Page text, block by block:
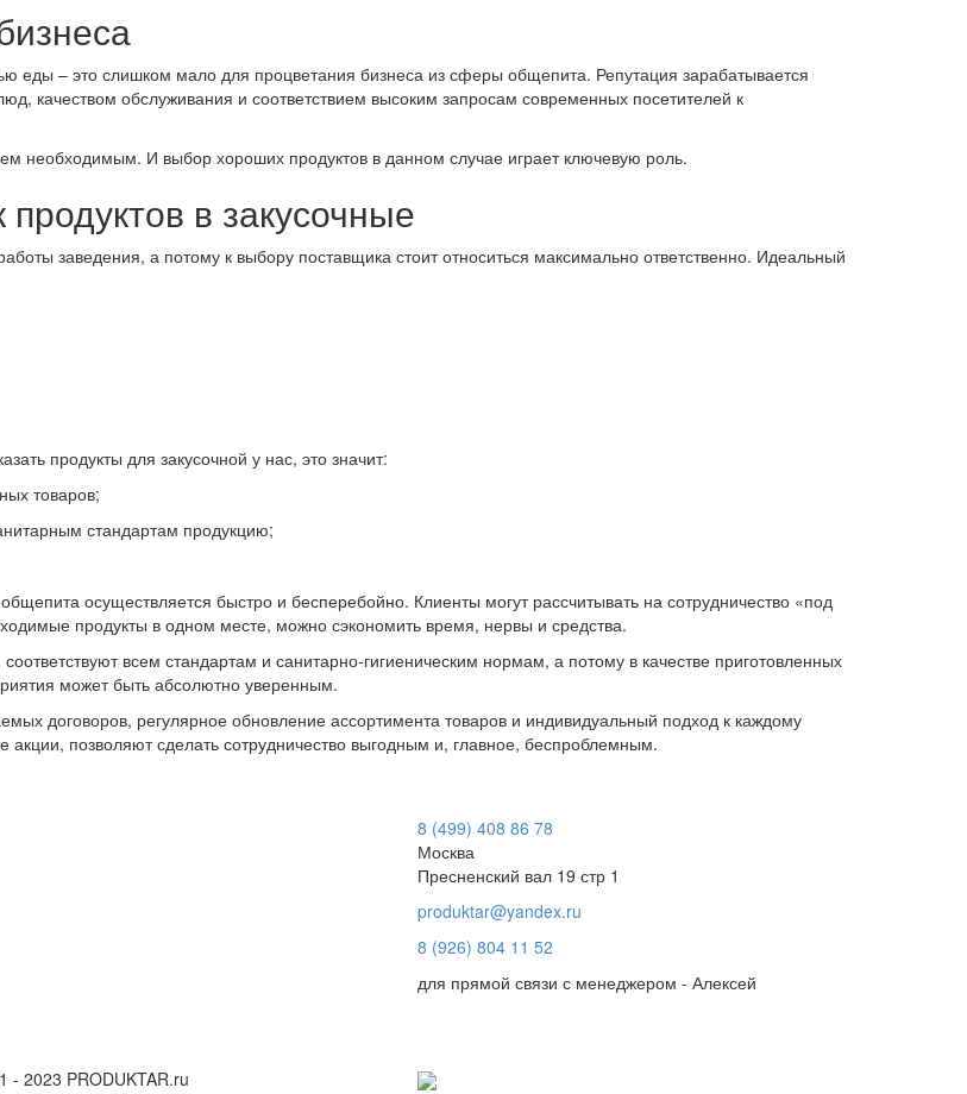
еды – это слишком мало для процветания бизнеса из сферы общепита. Репутация зарабатывается
качеством обслуживания и соответствием высоким запросам современных посетителей к
необходимым. И выбор хороших продуктов в данном случае играет ключевую роль.
в закусочные
заведения, а потому к выбору поставщика стоит относиться максимально ответственно. Идеальный
продукты для закусочной у нас, это значит:
товаров;
стандартам продукцию;
осуществляется быстро и бесперебойно. Клиенты могут рассчитывать на сотрудничество «под
продукты в одном месте, можно сэкономить время, нервы и средства.
всем стандартам и санитарно-гигиеническим нормам, а потому в качестве приготовленных
может быть абсолютно уверенным.
договоров, регулярное обновление ассортимента товаров и индивидуальный подход к каждому
акции, позволяют сделать сотрудничество выгодным и, главное, беспроблемным.
8 (499) 408 86 78
Москва
Пресненский вал 19 стр 1
produktar@yandex.ru
8 (926) 804 11 52
для прямой связи с менеджером - Алексей
- 2023 PRODUKTAR.ru